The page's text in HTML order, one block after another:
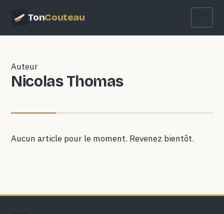
TonCouteau
Auteur
Nicolas Thomas
Aucun article pour le moment. Revenez bientôt.